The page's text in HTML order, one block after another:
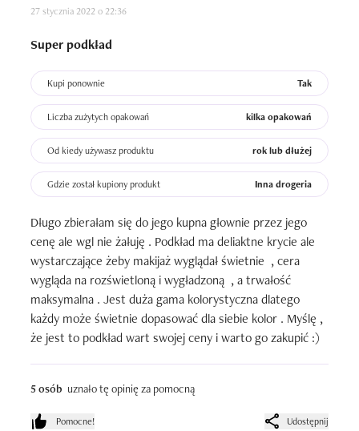
27 stycznia 2022 o 22:36
Super podkład
Kupi ponownie Tak
Liczba zużytych opakowań kilka opakowań
Od kiedy używasz produktu rok lub dłużej
Gdzie został kupiony produkt Inna drogeria
Długo zbierałam się do jego kupna głownie przez jego
cenę ale wgl nie żałuję . Podkład ma deliaktne krycie ale
wystarczające żeby makijaż wyglądał świetnie  , cera
wygląda na rozświetloną i wygładzoną  , a trwałość
maksymalna . Jest duża gama kolorystyczna dlatego
każdy może świetnie dopasować dla siebie kolor . Myślę ,
że jest to podkład wart swojej ceny i warto go zakupić :)
5 osób uznało tę opinię za pomocną
Pomocne! Udostępnij